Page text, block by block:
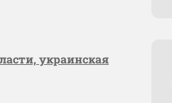
украинская